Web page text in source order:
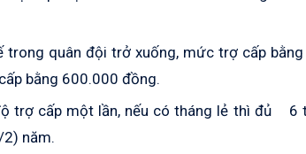
trong quân đội trở xuống, mức trợ cấp
bằng 600.000 đồng.
trợ cấp một lần, nếu có tháng lẻ thì đủ 6
năm.